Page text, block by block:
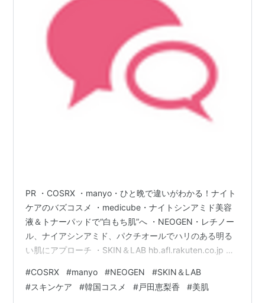
PR ・COSRX ・manyo・ひと晩で違いがわかる！ナイト
ケアのバズコスメ ・medicube・ナイトシンアミド美容
液＆トナーパッドで“白もち肌”へ ・NEOGEN・レチノー
ル、ナイアシンアミド、パクチオールでハリのある明る
い肌にアプローチ ・SKIN＆LAB hb.afl.rakuten.co.jp ラ
加中初心者グループ
#COSRX #manyo #NEOGEN #SKIN＆LAB
#スキンケア #韓国コスメ #戸田恵梨香 #美肌